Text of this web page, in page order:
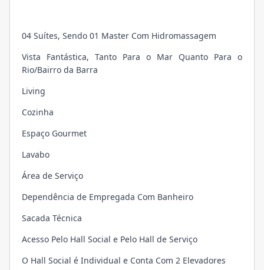
04 Suítes, Sendo 01 Master Com Hidromassagem
Vista Fantástica, Tanto Para o Mar Quanto Para o
Rio/Bairro da Barra
Living
Cozinha
Espaço Gourmet
Lavabo
Área de Serviço
Dependência de Empregada Com Banheiro
Sacada Técnica
Acesso Pelo Hall Social e Pelo Hall de Serviço
O Hall Social é Individual e Conta Com 2 Elevadores